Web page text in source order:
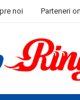
noi Parteneri